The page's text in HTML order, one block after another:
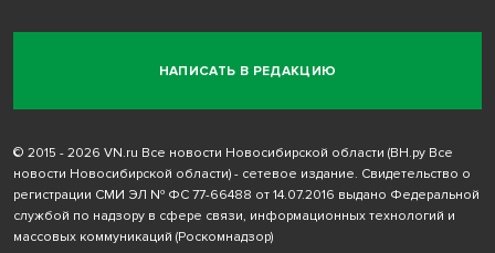
НАПИСАТЬ В РЕДАКЦИЮ
© 2015 - 2026 VN.ru Все новости Новосибирской области (ВН.ру Все
новости Новосибирской области) - сетевое издание. Свидетельство о
регистрации СМИ ЭЛ № ФС 77-66488 от 14.07.2016 выдано Федеральной
службой по надзору в сфере связи, информационных технологий и
массовых коммуникаций (Роскомнадзор)